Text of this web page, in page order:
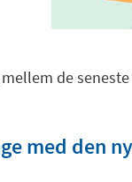
de
med den